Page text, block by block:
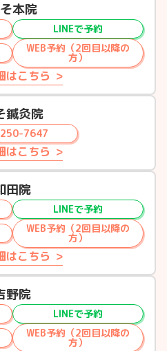
本院
LINEで予約
WEB予約（2回目以降の
方）
はこちら
鍼灸院
7647
はこちら
田院
LINEで予約
WEB予約（2回目以降の
方）
はこちら
野院
LINEで予約
WEB予約（2回目以降の
方）